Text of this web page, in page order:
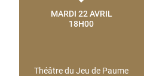
MARDI 22 AVRIL
18H00
Théâtre du Jeu de Paume